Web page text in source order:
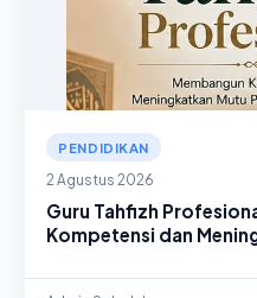
PENDIDIKAN
2 Agustus 2026
Guru Tahfizh
Kompetensi dan